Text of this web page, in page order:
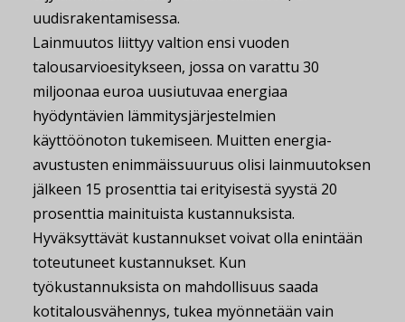
uudisrakentamisessa.
Lainmuutos liittyy valtion ensi vuoden
talousarvioesitykseen, jossa on varattu 30
miljoonaa euroa uusiutuvaa energiaa
hyödyntävien lämmitysjärjestelmien
käyttöönoton tukemiseen. Muitten energia-
avustusten enimmäissuuruus olisi lainmuutoksen
jälkeen 15 prosenttia tai erityisestä syystä 20
prosenttia mainituista kustannuksista.
Hyväksyttävät kustannukset voivat olla enintään
toteutuneet kustannukset. Kun
työkustannuksista on mahdollisuus saada
kotitalousvähennys, tukea myönnetään vain